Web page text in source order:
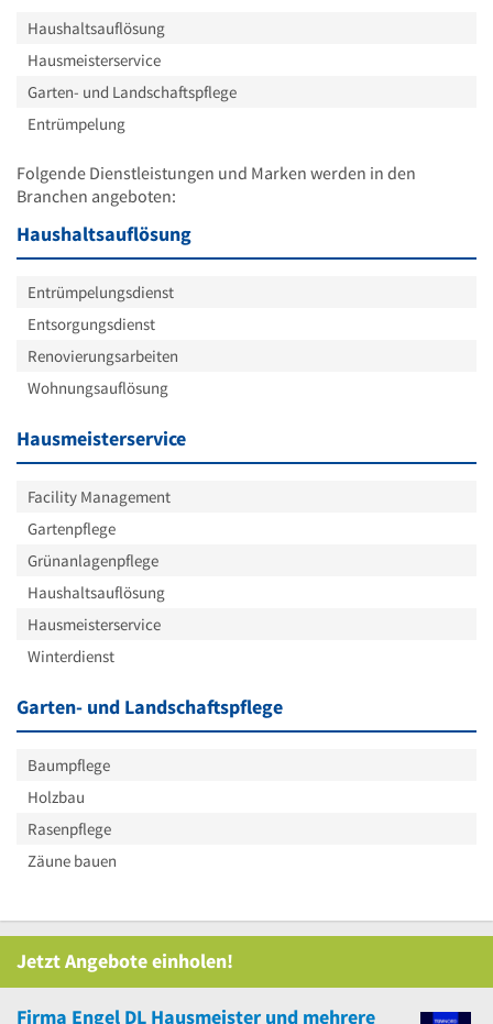
Haushaltsauflösung
Hausmeisterservice
Garten- und Landschaftspflege
Entrümpelung
Folgende Dienstleistungen und Marken werden in den
Branchen angeboten:
Haushaltsauflösung
Entrümpelungsdienst
Entsorgungsdienst
Renovierungsarbeiten
Wohnungsauflösung
Hausmeisterservice
Facility Management
Gartenpflege
Grünanlagenpflege
Haushaltsauflösung
Hausmeisterservice
Winterdienst
Garten- und Landschaftspflege
Baumpflege
Holzbau
Rasenpflege
Zäune bauen
Jetzt Angebote einholen!
Firma Engel DL Hausmeister und mehrere